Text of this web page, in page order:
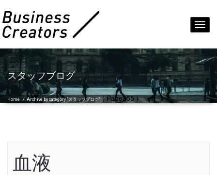
スタッフブログ
Home /Archive by category "スタッフブログ"( Page255 )
血液